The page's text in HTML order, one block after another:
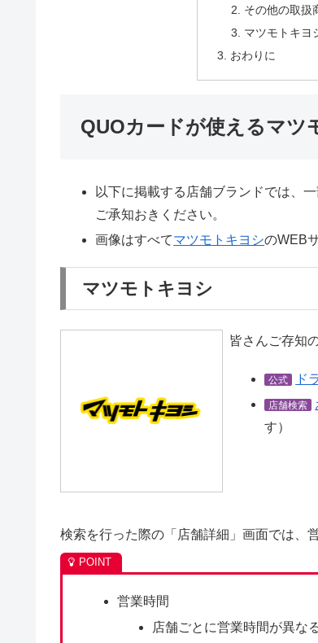
その他の取扱
マツモトキヨ
おわりに
QUOカードが使えるマツ
以下に掲載する店舗ブランドでは、
ご承知おきください。
画像はすべてマツモトキヨシのWEB
マツモトキヨシ
皆さんご存知
公式 ド
店舗検索
す）
検索を行った際の「店舗詳細」画面では、
営業時間
店舗ごとに営業時間が異な